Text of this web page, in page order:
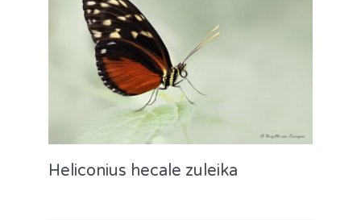
Heliconius hecale zuleika